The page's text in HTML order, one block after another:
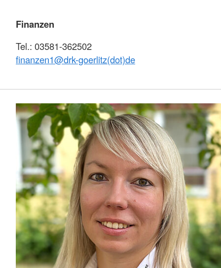
Finanzen
Tel.: 03581-362502
finanzen1@drk-goerlitz(dot)de